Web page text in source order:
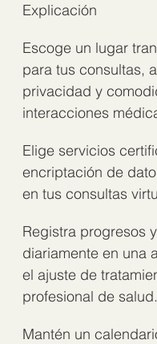
Explicación
Escoge un lugar
para tus consultas,
privacidad y
interacciones
Elige servicios
encriptación de
en tus consultas
Registra progresos
diariamente en una
el ajuste de
profesional de salud.
Mantén un